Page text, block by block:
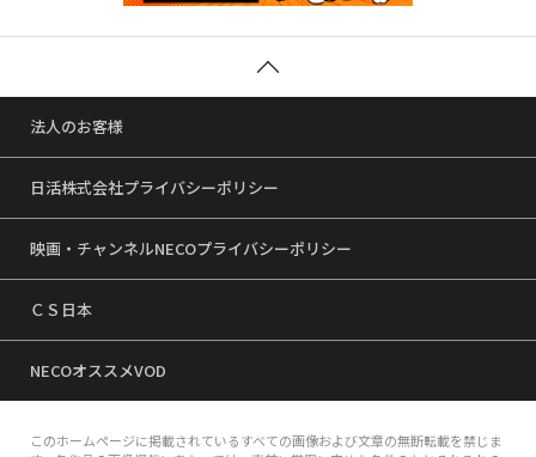
法人のお客様
日活株式会社プライバシーポリシー
映画・チャンネルNECOプライバシーポリシー
ＣＳ日本
NECOオススメVOD
このホームページに掲載されているすべての画像および文章の無断転載を禁じま